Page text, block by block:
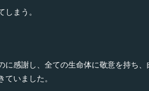
まう。
に感謝し、全ての生命体に敬意を持ち
いました。